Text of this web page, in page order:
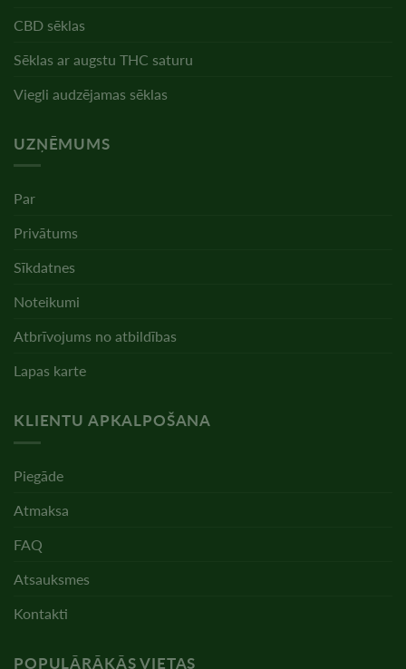
CBD sēklas
Sēklas ar augstu THC saturu
Viegli audzējamas sēklas
UZŅĒMUMS
Par
Privātums
Sīkdatnes
Noteikumi
Atbrīvojums no atbildības
Lapas karte
KLIENTU APKALPOŠANA
Piegāde
Atmaksa
FAQ
Atsauksmes
Kontakti
POPULĀRĀKĀS VIETAS